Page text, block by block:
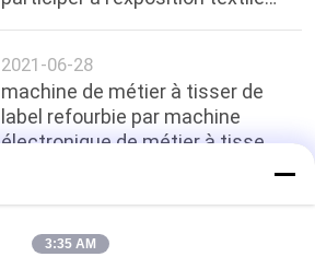
2021-06-28
machine de métier à tisser de
label refourbie par machine
électronique de métier à tisser
top
3:35 AM